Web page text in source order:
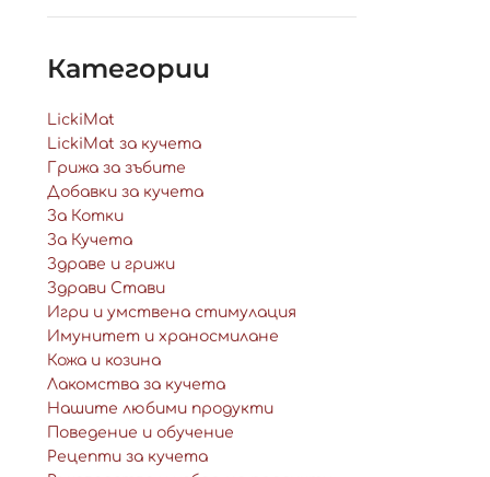
Категории
LickiMat
LickiMat за кучета
Грижа за зъбите
Добавки за кучета
За Котки
За Кучета
Здраве и грижи
Здрави Стави
Игри и умствена стимулация
Имунитет и храносмилане
Кожа и козина
Лакомства за кучета
Нашите любими продукти
Поведение и обучение
Рецепти за кучета